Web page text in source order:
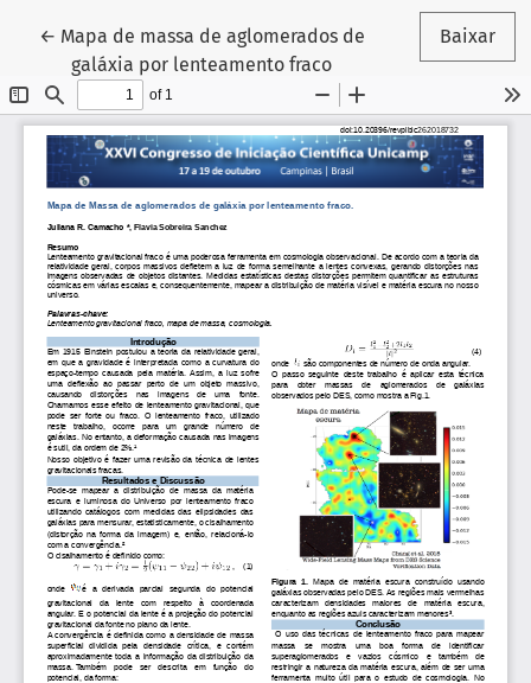
← Voltar aos Detalhes do Artigo
Mapa de massa de aglomerados de
galáxia por lenteamento fraco
Baixar